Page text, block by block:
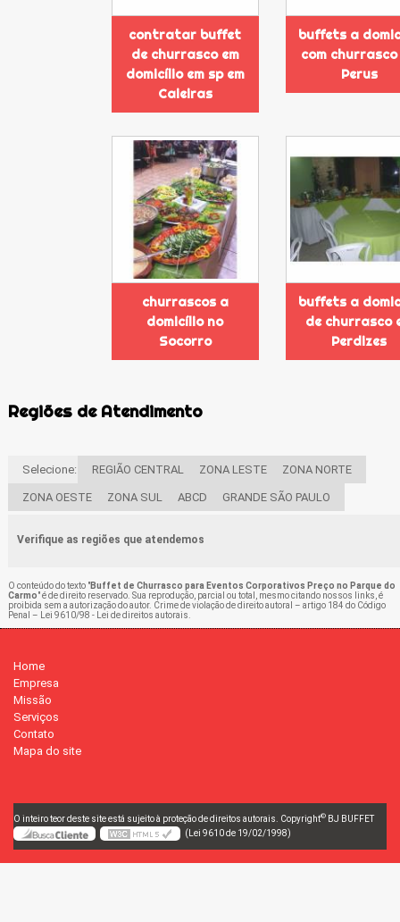
contratar buffet
de churrasco em
domicílio em sp em
Caieiras
buffets a
com
Perus
churrascos a
domicílio no
Socorro
buffets a
de churrasco
Perdizes
Regiões de Atendimento
Selecione: REGIÃO CENTRAL ZONA LESTE ZONA NORTE
ZONA OESTE ZONA SUL ABCD GRANDE SÃO PAULO
Verifique as regiões que atendemos
O conteúdo do texto "Buffet de Churrasco para Eventos Corporativos Preço no Parque do
Carmo" é de direito reservado. Sua reprodução, parcial ou total, mesmo citando nossos links, é
proibida sem a autorização do autor. Crime de violação de direito autoral – artigo 184 do Código
Penal –
Lei 9610/98 - Lei de direitos autorais
Home
Empresa
Missão
Serviços
Contato
Mapa do site
O inteiro teor deste site está sujeito à proteção de direitos autorais. Copyright© BJ BUFFET
(Lei 9610 de 19/02/1998)